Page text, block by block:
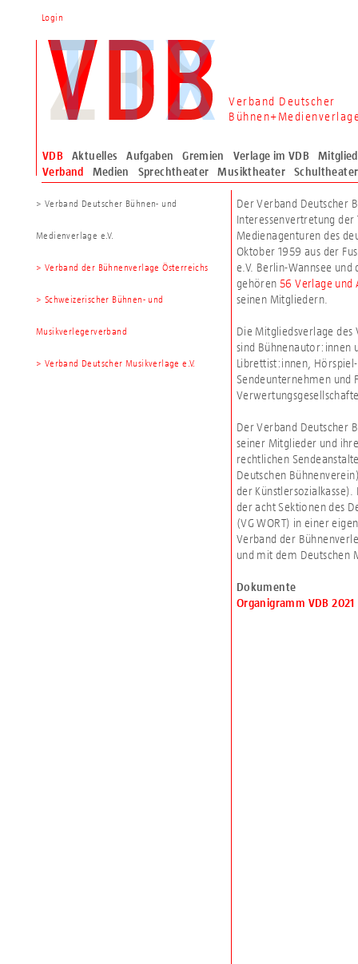
Verband Deutscher
VDB Aktuelles Aufgaben Gremien Verlage im VDB
Verband
Medien Sprechtheater Musiktheater Schultheater
Login
> Verband Deutscher Bühnen- und
Medienverlage e.V.
> Verband der Bühnenverlage Österreichs
> Schweizerischer Bühnen- und
Musikverlegerverband
> Verband Deutscher Musikverlage e.V.
Der Verband Deutscher
Interessenvertretung
Medienagenturen des
Oktober 1959 aus der
e.V. Berlin-Wannsee
gehören 56 Verlage und
seinen Mitgliedern.
Die Mitgliedsverlage
sind Bühnenautor:innen
Librettist:innen,
Sendeunternehmen und
Der Verband Deutscher
seiner Mitglieder und
rechtlichen
Deutschen
der
der acht Sektionen des
(VG WORT) in einer
Verband der
und mit dem Deutschen
Dokumente
Organigramm VDB 2021